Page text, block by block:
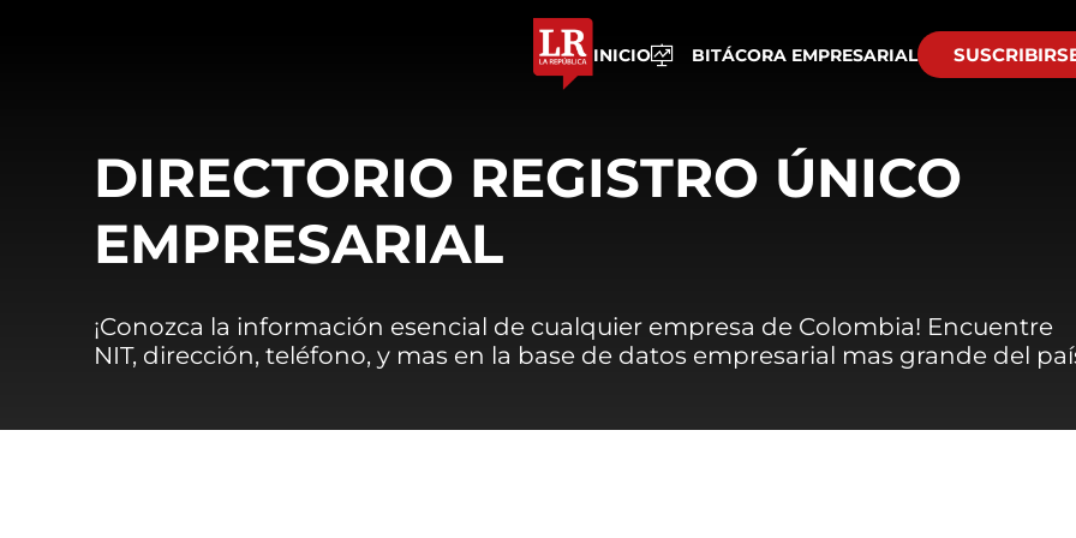
INICIO BITÁCORA EMPRESARIAL
DIRECTORIO REGISTRO ÚNICO
EMPRESARIAL
¡Conozca la información esencial de cualquier empresa de Colombia! Encuentre
NIT, dirección, teléfono, y mas en la base de datos empresarial mas grande del